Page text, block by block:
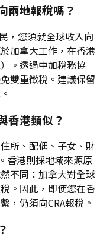
兩地報稅嗎？
，您須就全球收入向
加拿大工作，在香港
。透過中加稅務協
雙重徵稅。建議保留
香港類似？
所、配偶、子女、財
香港則採地域來源原
不同：加拿大對全球
。因此，即使您在香
，仍須向CRA報稅。